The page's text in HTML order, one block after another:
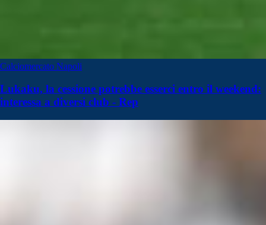
Calciomercato Napoli
Lukaku, la cessione potrebbe esserci entro il weekend:
interessa a diversi club - Rep